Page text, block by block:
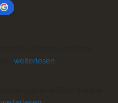
weiterlesen